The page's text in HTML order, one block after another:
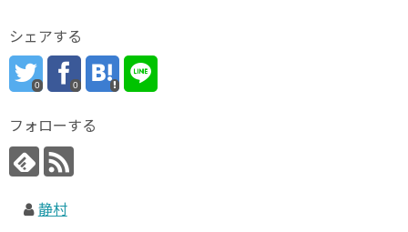
シェアする
0 0
フォローする
静村